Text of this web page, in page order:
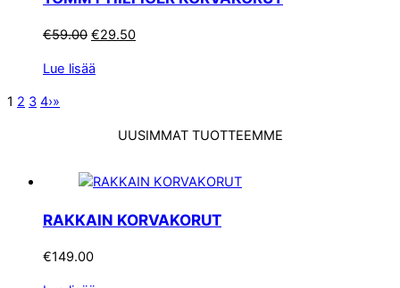
€59.00 Alkuperäinen
oli:
€29.50Nykyinen
Lue lisää
1 2 3 4›»
UUSIMMAT TUOTTEEMME
RAKKAIN KORVAKORUT
€149.00